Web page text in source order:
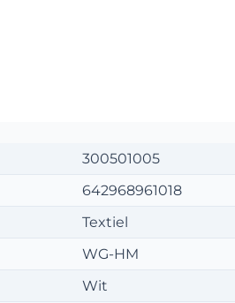
300501005
642968961018
Textiel
WG-HM
Wit